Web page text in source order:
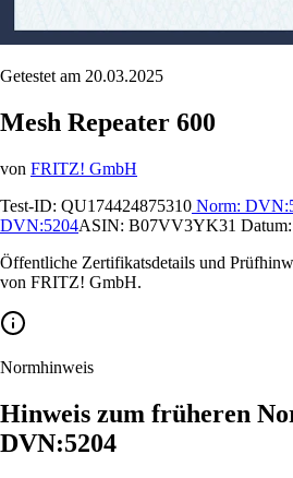
Getestet am 20.03.2025
Mesh Repeater 600
von FRITZ! GmbH
Test-ID: QU174424875310 Norm:
DVN:5204ASIN: B07VV3YK31 Datum:
Öffentliche Zertifikatsdetails und
von FRITZ! GmbH.
Normhinweis
Hinweis zum früheren
DVN:5204